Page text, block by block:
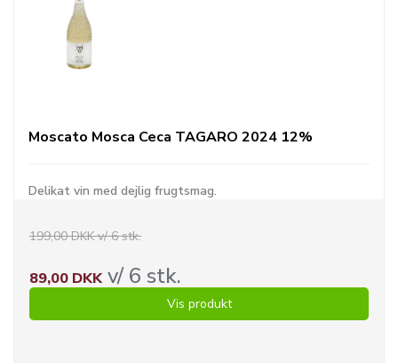
Moscato Mosca Ceca TAGARO 2024 12%
Delikat vin med dejlig frugtsmag.
199,00 DKK v/ 6 stk.
89,00 DKKv/ 6 stk.
Vis produkt